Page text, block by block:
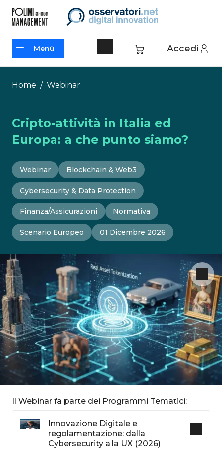
contenuto
Accedi
Menù
Menù
Home / Webinar
Cripto-attività in Italia ed
Europa: a che punto siamo?
Webinar Blockchain & Web3
Cybersecurity & Data Protection
Finanza/Assicurazioni Normativa
Scenario Europeo 01 Dicembre 2026
Il Webinar fa parte dei Programmi Tematici:
Innovazione Digitale e
regolamentazione: dalla
Cybersecurity alla UX (2026)